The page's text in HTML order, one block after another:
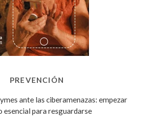
PREVENCIÓN
ante las ciberamenazas: empezar
esencial para resguardarse